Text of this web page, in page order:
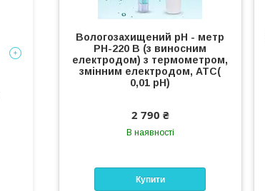
Вологозахищений рН - метр
РН-220 В (з виносним
електродом) з термометром,
змінним електродом, АТС(
0,01 рН)
2 790 ₴
В наявності
Купити